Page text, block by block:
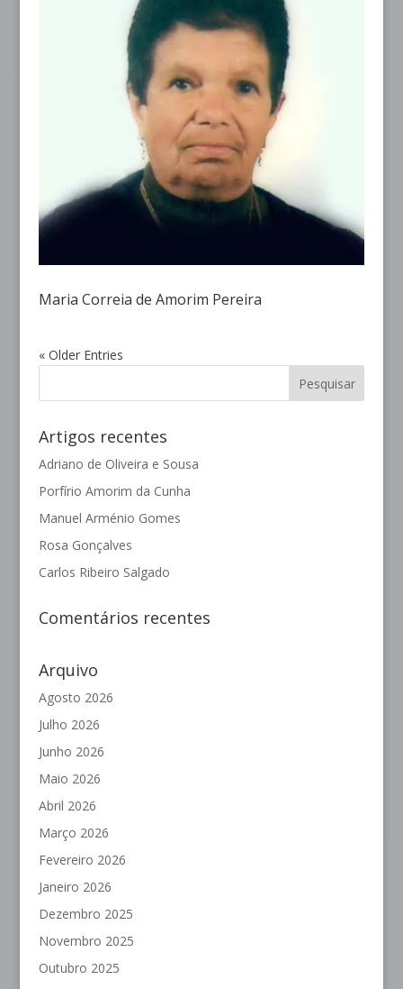
Maria Correia de Amorim Pereira
« Older Entries
Artigos recentes
Adriano de Oliveira e Sousa
Porfírio Amorim da Cunha
Manuel Arménio Gomes
Rosa Gonçalves
Carlos Ribeiro Salgado
Comentários recentes
Arquivo
Agosto 2026
Julho 2026
Junho 2026
Maio 2026
Abril 2026
Março 2026
Fevereiro 2026
Janeiro 2026
Dezembro 2025
Novembro 2025
Outubro 2025